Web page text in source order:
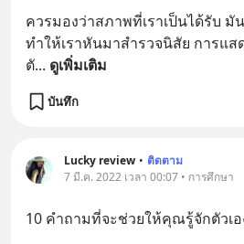
ควรมองว่าสภาพที่เราเป็นได้รับ
ทำให้เราหันมาสำรวจนิสัย การแ
ตั... ดูเพิ่มเติม
บันทึก
Lucky review • ติดตาม
7 มี.ค. 2022 เวลา 00:07 • การศึกษา
10 คำถามที่จะช่วยให้คุณรู้จักตัวเ